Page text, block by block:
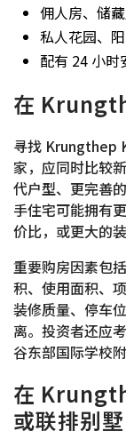
佣人房、储
私人花园、
配有 24 小
在
寻找 Krungthep
家，应同时比较
代户型、更完善
手住宅可能拥有
价比，或更大的
重要购房因素包
积、使用面积、
装修质量、停车
离。投资者还应
谷东部国际学校
在
或联排别墅